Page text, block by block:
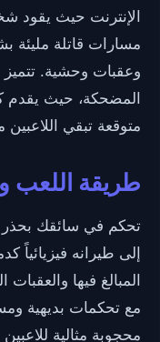
الإنترنت حيث يقود
مسارات قاتلة مليئة
وعقبات وحشية. تتميز
المضحكة، حيث يقدم
متوقعة تبقي
طريقة اللعب
تحكم في سائقك
إلى طيرانه فيزيائياً
المبالغ فيها
مع تحكمات بديهية
محجوبة مثالية